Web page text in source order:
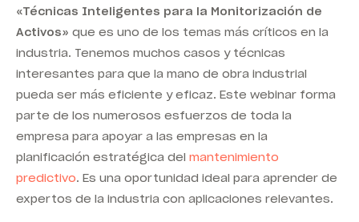
«Técnicas Inteligentes para la Monitorización de
Activos» que es uno de los temas más críticos en la
industria. Tenemos muchos casos y técnicas
interesantes para que la mano de obra industrial
pueda ser más eficiente y eficaz. Este webinar forma
parte de los numerosos esfuerzos de toda la
empresa para apoyar a las empresas en la
planificación estratégica del mantenimiento
predictivo. Es una oportunidad ideal para aprender de
expertos de la industria con aplicaciones relevantes.